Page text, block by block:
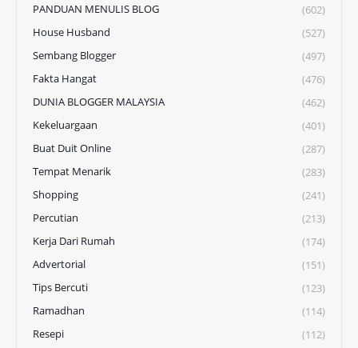
PANDUAN MENULIS BLOG
(602)
House Husband
(527)
Sembang Blogger
(497)
Fakta Hangat
(476)
DUNIA BLOGGER MALAYSIA
(462)
Kekeluargaan
(401)
Buat Duit Online
(287)
Tempat Menarik
(283)
Shopping
(241)
Percutian
(213)
Kerja Dari Rumah
(174)
Advertorial
(151)
Tips Bercuti
(123)
Ramadhan
(114)
Resepi
(112)